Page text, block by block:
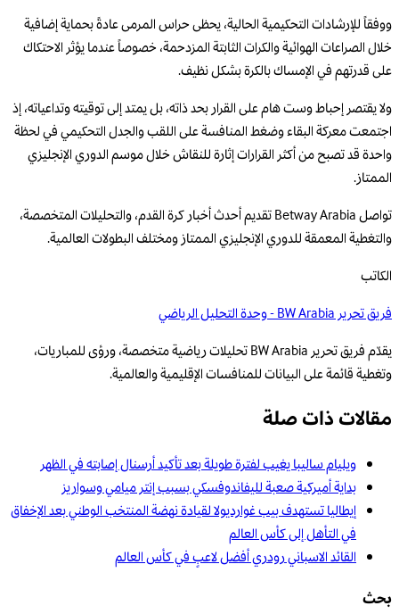
ووفقاً للإرشادات التحكيمية الحالية، يحظى حراس المرمى عادةً بحماية إضافية
خلال الصراعات الهوائية والكرات الثابتة المزدحمة، خصوصاً عندما يؤثر الاحتكاك
على قدرتهم في الإمساك بالكرة بشكل نظيف.
ولا يقتصر إحباط وست هام على القرار بحد ذاته، بل يمتد إلى توقيته وتداعياته، إذ
اجتمعت معركة البقاء وضغط المنافسة على اللقب والجدل التحكيمي في لحظة
واحدة قد تصبح من أكثر القرارات إثارة للنقاش خلال موسم الدوري الإنجليزي
الممتاز.
تواصل Betway Arabia تقديم أحدث أخبار كرة القدم، والتحليلات المتخصصة،
والتغطية المعمقة للدوري الإنجليزي الممتاز ومختلف البطولات العالمية.
الكاتب
فريق تحرير BW Arabia - وحدة التحليل الرياضي
يقدّم فريق تحرير BW Arabia تحليلات رياضية متخصصة، ورؤى للمباريات،
وتغطية قائمة على البيانات للمنافسات الإقليمية والعالمية.
مقالات ذات صلة
ويليام ساليبا يغيب لفترة طويلة بعد تأكيد أرسنال إصابته في الظهر
بداية أميركية صعبة لليفاندوفسكي بسبب إنتر ميامي وسواريز
إيطاليا تستهدف بيب غوارديولا لقيادة نهضة المنتخب الوطني بعد الإخفاق
في التأهل إلى كأس العالم
القائد الاسباني رودري أفضل لاعبٍ في كأس العالم
بحث